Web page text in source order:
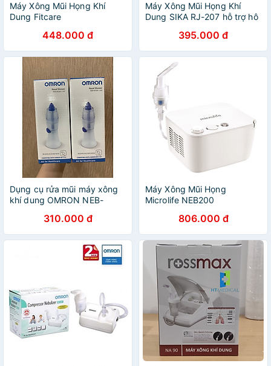
Máy Xông Mũi Họng Khí
Dung Fitcare
448.000 đ
Máy Xông Mũi Họng Khí
Dung SIKA RJ-207 hỗ trợ hô
395.000 đ
Dụng cụ rửa mũi máy xông
khí dung OMRON NEB-
310.000 đ
Máy Xông Mũi Họng
Microlife NEB200
806.000 đ